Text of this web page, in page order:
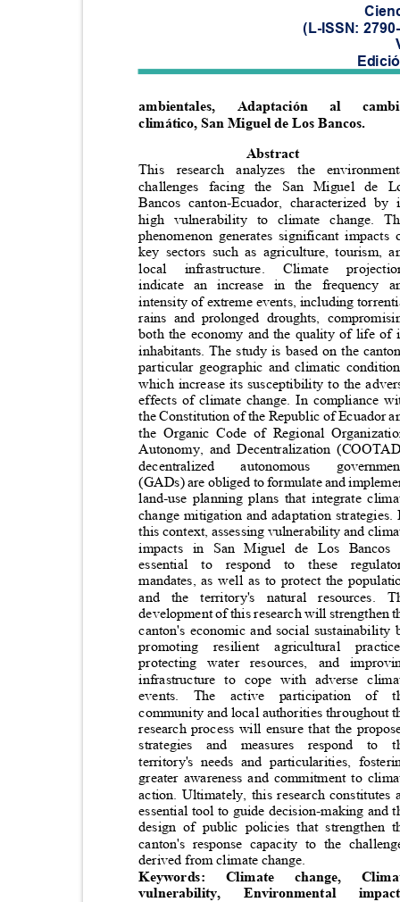
(L-ISSN:
ambientales,
climático, San Miguel de Los Bancos.
Adaptación al
Abstract
This research analyzes the
challenges facing the San Miguel
Bancos canton-Ecuador, characterized
high vulnerability to climate change.
phenomenon generates significant
key sectors such as agriculture, tourism,
local infrastructure. Climate
indicate an increase in the
intensity of extreme events, including
rains and prolonged droughts,
both the economy and the quality of life
inhabitants. The study is based on the
particular geographic and climatic
which increase its susceptibility to the
effects of climate change. In compliance
the Constitution of the Republic of Ecuador
the Organic Code of Regional
Autonomy, and Decentralization
decentralized
autonomous
(GADs) are obliged to formulate and
land-use planning plans that integrate
change mitigation and adaptation
this context, assessing vulnerability and
impacts in San Miguel de Los
essential to respond to these
mandates, as well as to protect the
and the territory's natural
development of this research will strengthen
canton's economic and social
promoting
resilient agricultural
protecting water resources, and
infrastructure to cope with adverse
events. The active participation
community and local authorities throughout
research process will ensure that the
strategies and measures respond
territory's needs and particularities,
greater awareness and commitment to
action. Ultimately, this research
essential tool to guide decision-making and
design of public policies that
canton's response capacity to the
derived from climate change.
Keywords:
Climate change,
vulnerability, Environmental